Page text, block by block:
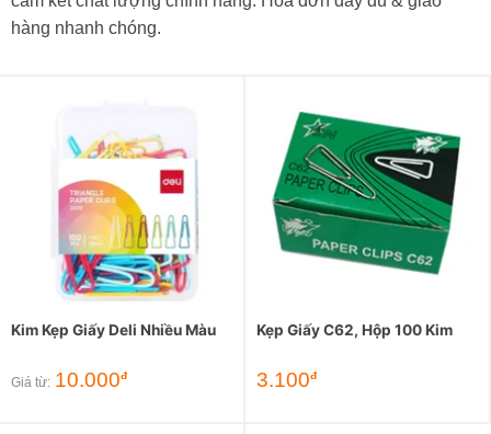
hàng nhanh chóng.
Kim Kẹp Giấy Deli Nhiều Màu
Giá từ: 10.000đ
Kẹp Giấy C62, Hộp 100 Kim
3.100đ